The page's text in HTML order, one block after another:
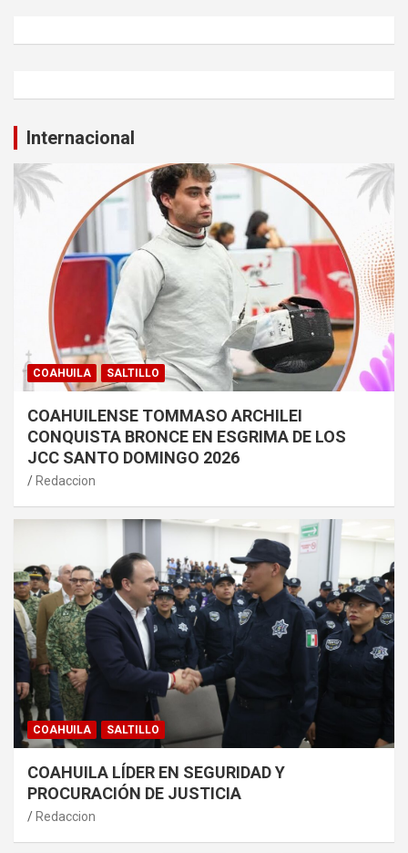
Internacional
COAHUILA SALTILLO
COAHUILENSE TOMMASO ARCHILEI
CONQUISTA BRONCE EN ESGRIMA DE LOS
JCC SANTO DOMINGO 2026
Redaccion
COAHUILA SALTILLO
COAHUILA LÍDER EN SEGURIDAD Y
PROCURACIÓN DE JUSTICIA
Redaccion